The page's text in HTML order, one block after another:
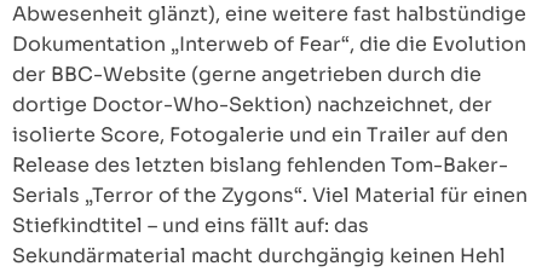
Abwesenheit glänzt), eine weitere fast halbstündige
Dokumentation „Interweb of Fear“, die die Evolution
der BBC-Website (gerne angetrieben durch die
dortige Doctor-Who-Sektion) nachzeichnet, der
isolierte Score, Fotogalerie und ein Trailer auf den
Release des letzten bislang fehlenden Tom-Baker-
Serials „Terror of the Zygons“. Viel Material für einen
Stiefkindtitel – und eins fällt auf: das
Sekundärmaterial macht durchgängig keinen Hehl